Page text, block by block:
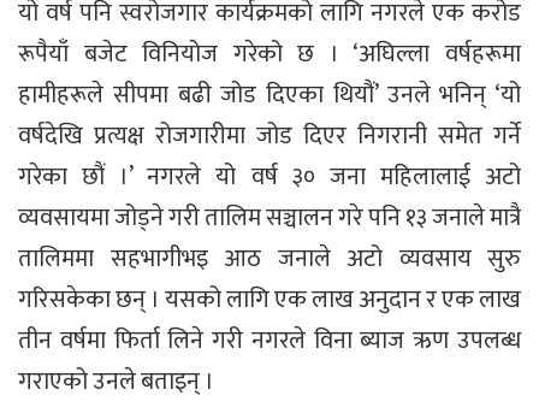
यो वर्ष पनि स्वरोजगार कार्यक्रमको लागि नगरले एक करोड
रूपैयाँ बजेट विनियोज गरेको छ । ‘अघिल्ला वर्षहरूमा
हामीहरूले सीपमा बढी जोड दिएका थियौं’ उनले भनिन् ‘यो
वर्षदेखि प्रत्यक्ष रोजगारीमा जोड दिएर निगरानी समेत गर्ने
गरेका छौं ।’ नगरले यो वर्ष ३० जना महिलालाई अटो
व्यवसायमा जोड्ने गरी तालिम सञ्चालन गरे पनि १३ जनाले मात्रै
तालिममा सहभागीभइ आठ जनाले अटो व्यवसाय सुरु
गरिसकेका छन् । यसको लागि एक लाख अनुदान र एक लाख
तीन वर्षमा फिर्ता लिने गरी नगरले विना ब्याज ऋण उपलब्ध
गराएको उनले बताइन् ।